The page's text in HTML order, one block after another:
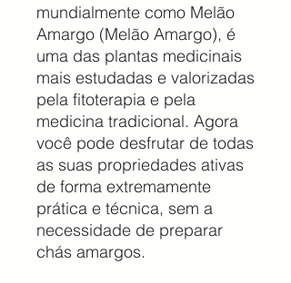
mundialmente como Melão
Amargo (Melão Amargo), é
uma das plantas medicinais
mais estudadas e valorizadas
pela fitoterapia e pela
medicina tradicional. Agora
você pode desfrutar de todas
as suas propriedades ativas
de forma extremamente
prática e técnica, sem a
necessidade de preparar
chás amargos.